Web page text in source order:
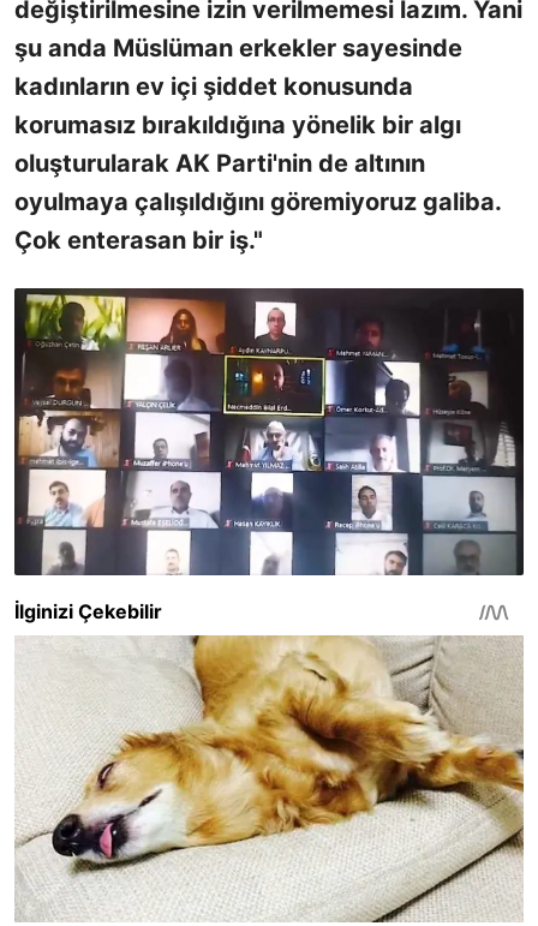
değiştirilmesine izin verilmemesi lazım. Yani
şu anda Müslüman erkekler sayesinde
kadınların ev içi şiddet konusunda
korumasız bırakıldığına yönelik bir algı
oluşturularak AK Parti'nin de altının
oyulmaya çalışıldığını göremiyoruz galiba.
Çok enterasan bir iş."